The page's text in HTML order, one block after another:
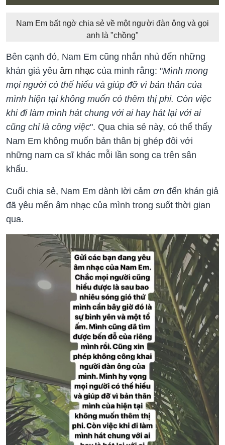
Nam Em bất ngờ chia sẻ về một người đàn ông và gọi
anh là "chồng"
Bên cạnh đó, Nam Em cũng nhắn nhủ đến những
khán giả yêu âm nhạc của mình rằng: "Mình mong
mọi người có thể hiểu và giúp đỡ vì bản thân của
mình hiện tại không muốn có thêm thị phi. Còn việc
khi đi làm mình hát chung với ai hay hát lại với ai
cũng chỉ là công việc". Qua chia sẻ này, có thể thấy
Nam Em không muốn bản thân bị ghép đôi với
những nam ca sĩ khác mỗi lần song ca trên sân
khấu.
Cuối chia sẻ, Nam Em dành lời cảm ơn đến khán giả
đã yêu mến âm nhạc của mình trong suốt thời gian
qua.